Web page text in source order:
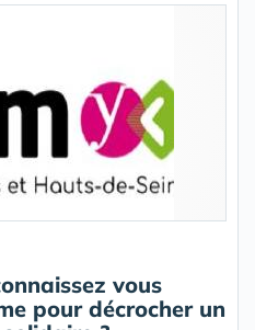
vous
pour décrocher un